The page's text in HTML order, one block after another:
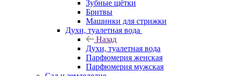
Зубные щётки
Бритвы
Машинки для стрижки
Духи, туалетная вода
Назад
Духи, туалетная вода
Парфюмерия женская
Парфюмерия мужская